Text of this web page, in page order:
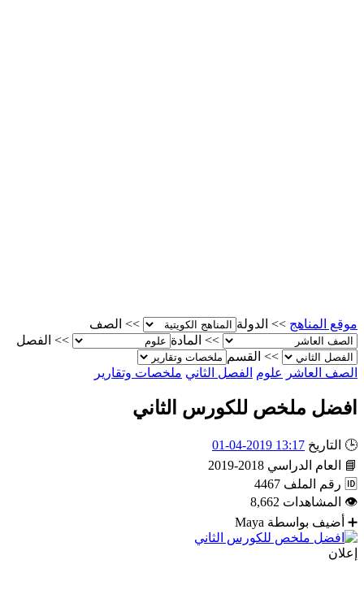
موقع المناهج >> الدولة >>
الصف
>>
المادة >>
الفصل
>>
القسم
الصف العاشر
علوم الفصل الثاني ملخصات وتقارير
افضل ملخص للكورس الثاني
🕒 التاريخ 13:17 2019-04-01
📘
العام الدراسي 2018-2019
🆔 رقم الملف 4467
👁
المشاهدات 8,662
➕
أضيف بواسطة Maya
إعلان